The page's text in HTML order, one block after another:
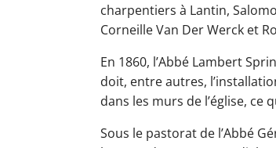
charpentiers à Lantin,
Corneille Van Der Werck et
En 1860, l’Abbé Lambert
doit, entre autres,
dans les murs de l’église, ce
Sous le pastorat de l’Abbé